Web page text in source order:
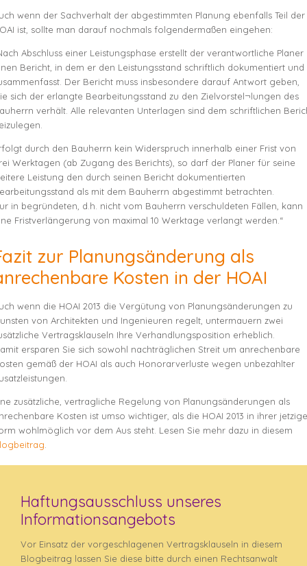
wenn der Sachverhalt der abgestimmten Planung ebenfalls Teil der
ist, sollte man darauf nochmals folgendermaßen eingehen:
Abschluss einer Leistungsphase erstellt der verantwortliche Planer
Bericht, in dem er den Leistungsstand schriftlich dokumentiert und
Der Bericht muss insbesondere darauf Antwort geben,
sich der erlangte Bearbeitungsstand zu den Zielvorstel¬lungen des
verhält. Alle relevanten Unterlagen sind dem schriftlichen
durch den Bauherrn kein Widerspruch innerhalb einer Frist von
Werktagen (ab Zugang des Berichts), so darf der Planer für seine
Leistung den durch seinen Bericht dokumentierten
als mit dem Bauherrn abgestimmt betrachten.
in begründeten, d.h. nicht vom Bauherrn verschuldeten Fällen, kann
Fristverlängerung von maximal 10 Werktage verlangt werden.“
zur Planungsänderung als
Kosten in der HOAI
wenn die HOAI 2013 die Vergütung von Planungsänderungen zu
von Architekten und Ingenieuren regelt, untermauern zwei
Vertragsklauseln Ihre Verhandlungsposition erheblich.
ersparen Sie sich sowohl nachträglichen Streit um anrechenbare
gemäß der HOAI als auch Honorarverluste wegen unbezahlter
zusätzliche, vertragliche Regelung von Planungsänderungen als
Kosten ist umso wichtiger, als die HOAI 2013 in ihrer
wohlmöglich vor dem Aus steht. Lesen Sie mehr dazu in diesem
Haftungsausschluss unseres
Informationsangebots
Vor Einsatz der vorgeschlagenen Vertragsklauseln in diesem
Blogbeitrag lassen Sie diese bitte durch einen Rechtsanwalt